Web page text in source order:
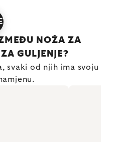
NOŽA ZA
GULJENJE?
svaki od njih ima svoju